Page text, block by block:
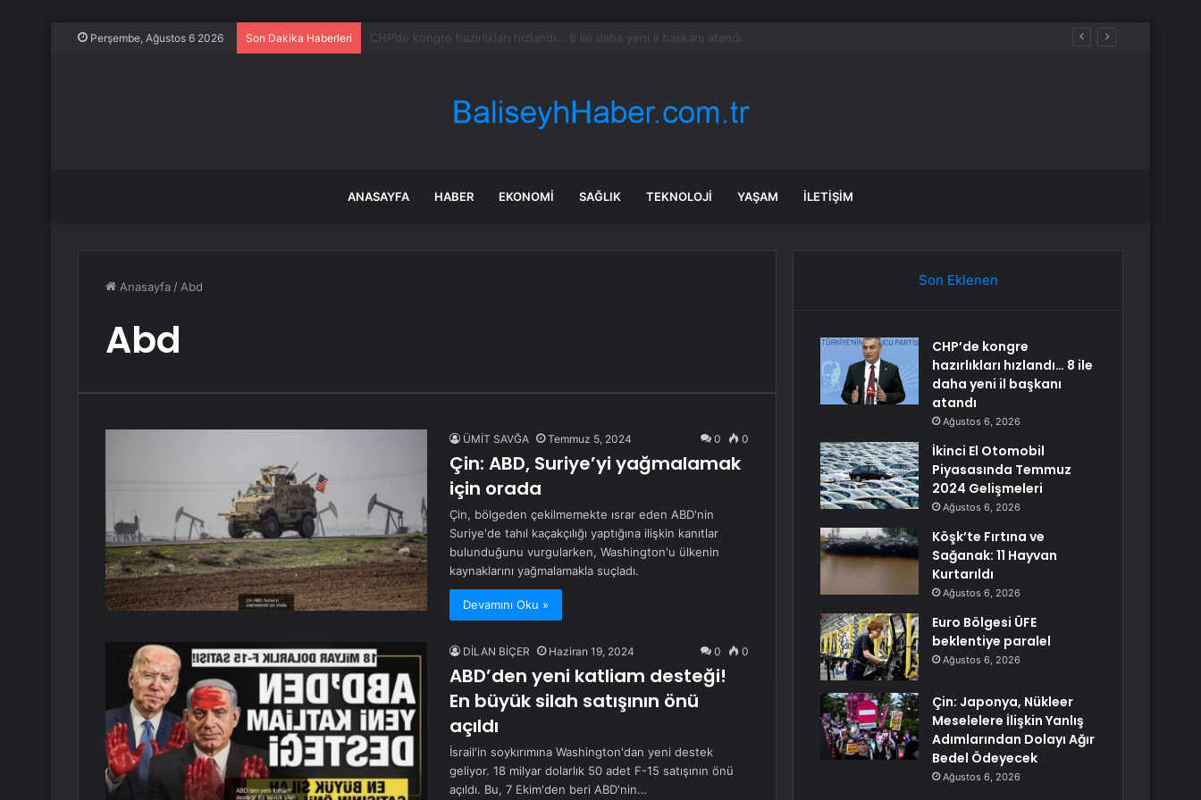
Perşembe, Ağustos 6 2026 Son Dakika Haberleri İkinci El Otomobil Piyasasında Temmuz 2024 Gelişmeleri
ANASAYFA HABER EKONOMI SAĞLIK TEKNOLOJI YAŞAM İLETIŞIM
Anasayfa / Abd
Abd
ÜMİT SAVĞA Temmuz 5, 2024 0 0
Çin: ABD, Suriye’yi yağmalamak
için orada
Çin, bölgeden çekilmemekte ısrar eden ABD'nin
Suriye'de tahıl kaçakçılığı yaptığına ilişkin kanıtlar
bulunduğunu vurgularken, Washington'u ülkenin
kaynaklarını yağmalamakla suçladı.
Devamını Oku »
DİLAN BİÇER Haziran 19, 2024 0 0
ABD’den yeni katliam desteği!
En büyük silah satışının önü
açıldı
İsrail'in soykırımına Washington'dan yeni destek
geliyor. 18 milyar dolarlık 50 adet F-15 satışının önü
açıldı. Bu, 7 Ekim'den beri ABD'nin…
Son Eklenen
CHP’de kongre
hazırlıkları hızlandı… 8 ile
daha yeni il başkanı
atandı
Ağustos 6, 2026
İkinci El Otomobil
Piyasasında Temmuz
2024 Gelişmeleri
Ağustos 6, 2026
Köşk’te Fırtına ve
Sağanak: 11 Hayvan
Kurtarıldı
Ağustos 6, 2026
Euro Bölgesi ÜFE
beklentiye paralel
Ağustos 6, 2026
Çin: Japonya, Nükleer
Meselelere İlişkin Yanlış
Adımlarından Dolayı Ağır
Bedel Ödeyecek
Ağustos 6, 2026